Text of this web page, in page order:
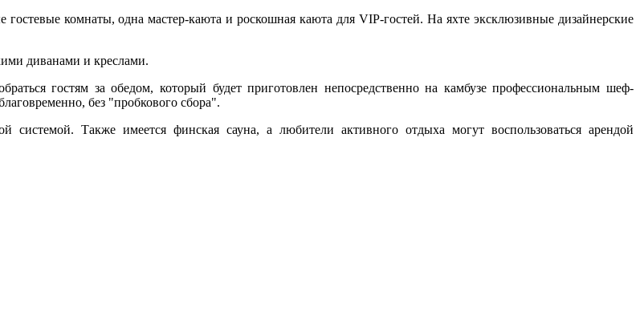
комнаты, одна мастер-каюта и роскошная каюта для VIP-гостей. На яхте эксклюзивные дизайнерские
диванами и креслами.
гостям за обедом, который будет приготовлен непосредственно на камбузе профессиональным шеф-
без "пробкового сбора".
системой. Также имеется финская сауна, а любители активного отдыха могут воспользоваться арендой